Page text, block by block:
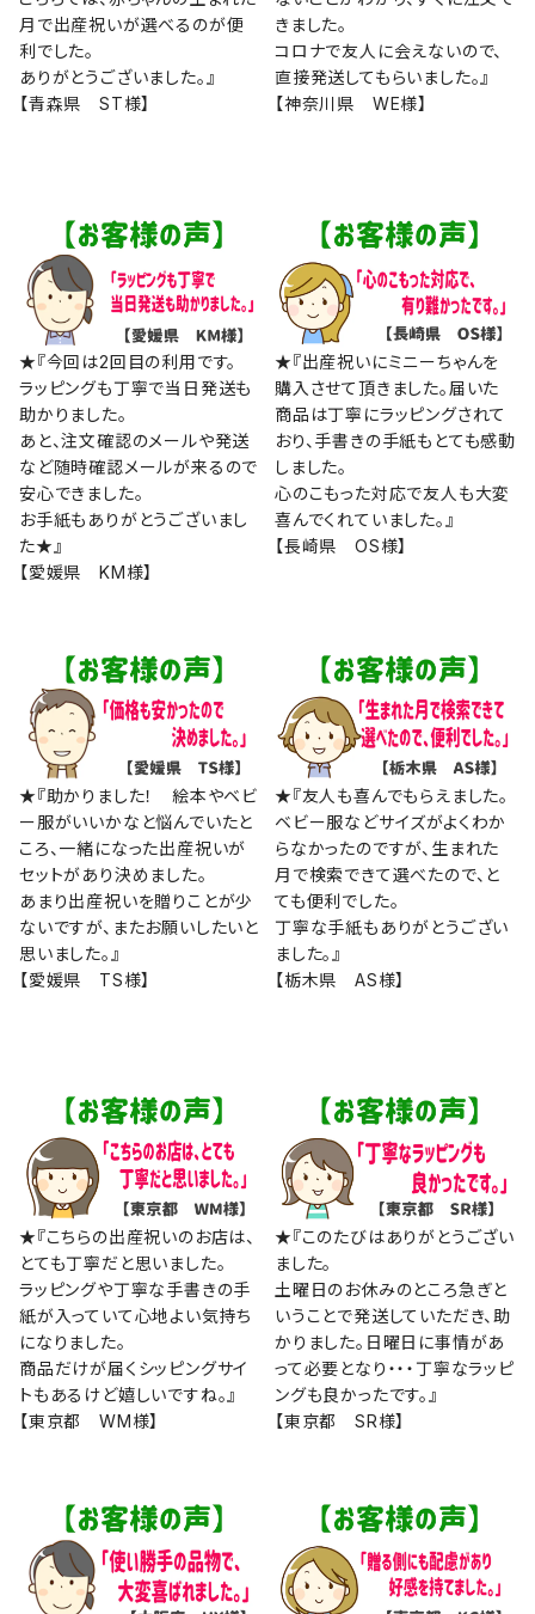
月で出産祝いが選べるのが便
利でした。
ありがとうございました。』
【青森県 ST様】
きました。
コロナで友人に会えないので、
直接発送してもらいました。』
【神奈川県 WE様】
★『今回は2回目の利用です。
ラッピングも丁寧で当日発送も
助かりました。
あと、注文確認のメールや発送
など随時確認メールが来るので
安心できました。
お手紙もありがとうございまし
た★』
【愛媛県 KM様】
★『出産祝いにミニーちゃんを
購入させて頂きました。届いた
商品は丁寧にラッピングされて
おり、手書きの手紙もとても感動
しました。
心のこもった対応で友人も大変
喜んでくれていました。』
【長崎県 OS様】
★『助かりました！ 絵本やベビ
ー服がいいかなと悩んでいたと
ころ、一緒になった出産祝いが
セットがあり決めました。
あまり出産祝いを贈りことが少
ないですが、またお願いしたいと
思いました。』
【愛媛県 TS様】
★『友人も喜んでもらえました。
ベビー服などサイズがよくわか
らなかったのですが、生まれた
月で検索できて選べたので、と
ても便利でした。
丁寧な手紙もありがとうござい
ました。』
【栃木県 AS様】
★『こちらの出産祝いのお店は、
とても丁寧だと思いました。
ラッピングや丁寧な手書きの手
紙が入っていて心地よい気持ち
になりました。
商品だけが届くシッピングサイ
トもあるけど嬉しいですね。』
【東京都 WM様】
★『このたびはありがとうござい
ました。
土曜日のお休みのところ急ぎと
いうことで発送していただき、助
かりました。日曜日に事情があ
って必要となり・・・丁寧なラッピ
ングも良かったです。』
【東京都 SR様】